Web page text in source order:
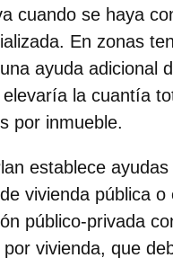
cuando se haya
En zonas
ayuda adicional
la cuantía
por inmueble.
establece ayudas
vivienda pública o
público-privada
vivienda, que